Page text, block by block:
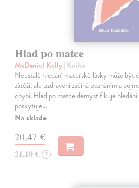
Hlad po matce
McDaniel Kelly| Kniha
Neustálé hledání mateřské lásky může být
zátěží, ale uzdravení začíná poznáním a
chybí. Hlad po matce demystifikuje hledání
poskytuje…
Na sklade
20,47 €
21,10 € ?